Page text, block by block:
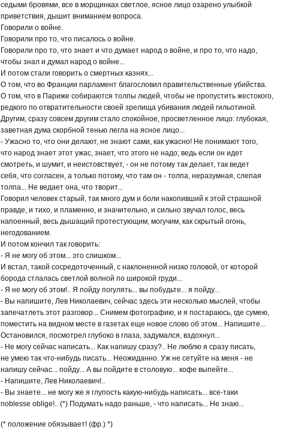
седыми бровями, все в морщинках светлое, ясное лицо озарено улыбкой
приветствия, дышит вниманием вопроса.
Говорили о войне.
Говорили про то, что писалось о войне.
Говорили про то, что знает и что думает народ о войне, и про то, что надо,
чтобы знал и думал народ о войне...
И потом стали говорить о смертных казнях...
О том, что во Франции парламент благословил правительственные убийства.
О том, что в Париже собираются толпы людей, чтобы не пропустить жестокого,
редкого по отвратительности своей зрелища убивания людей гильотиной.
Другим, сразу совсем другим стало спокойное, просветленное лицо: глубокая,
заветная дума скорбной тенью легла на ясное лицо...
- Ужасно то, что они делают, не знают сами, как ужасно! Не понимают того,
что народ знает этот ужас, знает, что этого не надо; ведь если он идет
смотреть, и шумит, и неистовствует, - он не потому так делает, так ведет
себя, что согласен, а только потому, что там он - толпа, неразумная, слепая
толпа... Не ведает она, что творит...
Говорил человек старый, так много дум и боли накопивший к этой страшной
правде, и тихо, и пламенно, и значительно, и сильно звучал голос, весь
напоенный, весь дышащий протестующим, могучим, как скрытый огонь,
негодованием.
И потом кончил так говорить:
- Я не могу об этом... это слишком...
И встал, такой сосредоточенный, с наклоненной низко головой, от которой
борода стлалась светлой волной по широкой груди...
- Я не могу об этом!.. Я пойду погулять... вы побудьте... я пойду...
- Вы напишите, Лев Николаевич, сейчас здесь эти несколько мыслей, чтобы
запечатлеть этот разговор... Снимем фотографию, и я постараюсь, где сумею,
поместить на видном месте в газетах еще новое слово об этом... Напишите...
Остановился, посмотрел глубоко в глаза, задумался, вздохнул...
- Не могу сейчас написать... Как напишу сразу?.. Не люблю я сразу писать,
не умею так что-нибудь писать... Неожиданно. Уж не сетуйте на меня - не
напишу сейчас... пойду... А вы пойдите в столовую... кофе выпейте...
- Напишите, Лев Николаевич!..
- Вы знаете... не могу же я глупость какую-нибудь написать... все-таки
noblesse oblige!.. (*) Подумать надо раньше, - что написать... Не знаю...
(* положение обязывает! (фр.) *)